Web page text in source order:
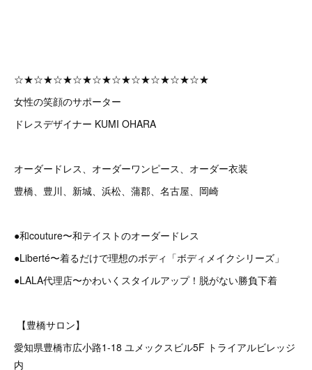
☆★☆★☆★☆★☆★☆★☆★☆★☆★☆★
女性の笑顔のサポーター
ドレスデザイナー KUMI OHARA
オーダードレス、オーダーワンピース、オーダー衣装
豊橋、豊川、新城、浜松、蒲郡、名古屋、岡崎
●和couture〜和テイストのオーダードレス
●Liberté〜着るだけで理想のボディ「ボディメイクシリーズ」
●LALA代理店〜かわいくスタイルアップ！脱がない勝負下着
【豊橋サロン】
愛知県豊橋市広小路1-18 ユメックスビル5F トライアルビレッジ
内